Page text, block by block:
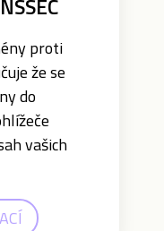
proti
že se
do
vašich